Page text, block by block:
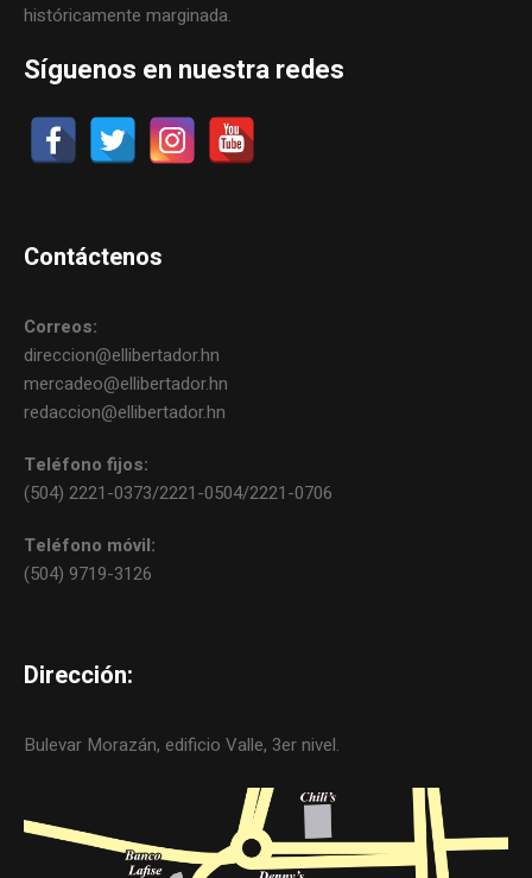
históricamente marginada.
Síguenos en nuestra redes
Contáctenos
Correos:
direccion@ellibertador.hn
mercadeo@ellibertador.hn
redaccion@ellibertador.hn
Teléfono fijos:
(504) 2221-0373/2221-0504/2221-0706
Teléfono móvil:
(504) 9719-3126
Dirección:
Bulevar Morazán, edificio Valle, 3er nivel.